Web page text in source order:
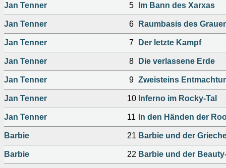
Jan Tenner 5 Im Bann des Xarxas
Jan Tenner 6 Raumbasis des
Jan Tenner 7 Der letzte Kampf
Jan Tenner 8 Die verlassene Erde
Jan Tenner 9 Zweisteins
Jan Tenner 10 Inferno im Rocky-Tal
Jan Tenner 11 In den Händen der
Barbie 21 Barbie und der
Barbie 22 Barbie und der